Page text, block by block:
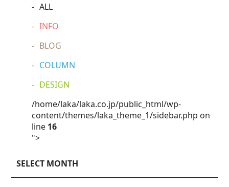
ALL
INFO
BLOG
COLUMN
DESIGN
/home/laka/laka.co.jp/public_html/wp-
content/themes/laka_theme_1/sidebar.php on
line 16
">
SELECT MONTH